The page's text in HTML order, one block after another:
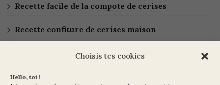
Choisis tes cookies
Hello, toi !
Recette facile de la compote de cerises
Recette confiture de cerises maison